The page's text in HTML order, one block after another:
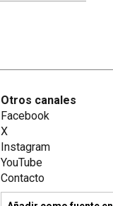
Otros canales
Facebook
X
Instagram
YouTube
Contacto